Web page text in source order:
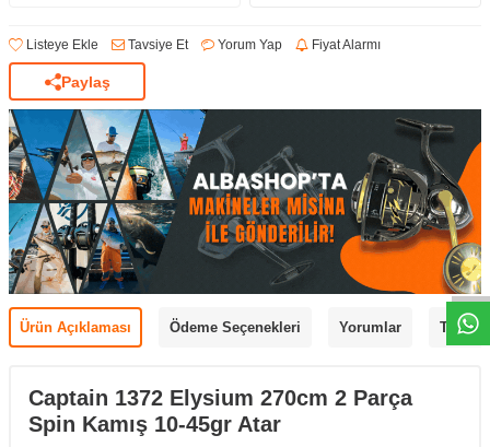
Listeye Ekle Tavsiye Et Yorum Yap Fiyat Alarmı
Paylaş
Ürün Açıklaması Ödeme Seçenekleri Yorumlar
Captain 1372 Elysium 270cm 2 Parça
Spin Kamış 10-45gr Atar